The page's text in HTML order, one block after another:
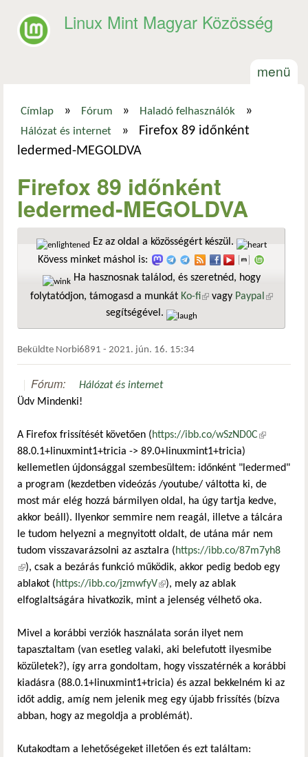
Linux Mint Magyar Közösség
menü
Jelenlegi hely
Címlap » Fórum » Haladó felhasználók »
Hálózat és internet »
Firefox 89 időnként
ledermed-MEGOLDVA
Firefox 89 időnként
ledermed-MEGOLDVA
Ez az oldal a közösségért készül.
Kövess minket máshol is:
Ha hasznosnak találod, és szeretnéd, hogy
folytatódjon, támogasd a munkát Ko-fi(külső hivatkozás)
vagy Paypal
segítségével.
Beküldte Norbi6891 - 2021. jún. 16. 15:34
Fórum:
Hálózat és internet
Üdv Mindenki!
A Firefox frissítését követően (https://ibb.co/wSzND0C(külső
88.0.1+linuxmint1+tricia -> 89.0+linuxmint1+tricia)
kellemetlen újdonsággal szembesültem: időnként "ledermed"
a program (kezdetben videózás /youtube/ váltotta ki, de
most már elég hozzá bármilyen oldal, ha úgy tartja kedve,
akkor beáll). Ilyenkor semmire nem reagál, illetve a tálcára
le tudom helyezni a megnyitott oldalt, de utána már nem
tudom visszavarázsolni az asztalra (https://ibb.co/87m7yh8
(külső hivatkozás)
), csak a bezárás funkció működik, akkor pedig bedob egy
ablakot (https://ibb.co/jzmwfyV(külső hivatkozás)
), mely az ablak
elfoglaltságára hivatkozik, mint a jelenség vélhető oka.
Mivel a korábbi verziók használata során ilyet nem
tapasztaltam (van esetleg valaki, aki belefutott ilyesmibe
közületek?), így arra gondoltam, hogy visszatérnék a korábbi
kiadásra (88.0.1+linuxmint1+tricia) és azzal bekkelném ki az
időt addig, amíg nem jelenik meg egy újabb frissítés (bízva
abban, hogy az megoldja a problémát).
Kutakodtam a lehetőségeket illetően és ezt találtam: